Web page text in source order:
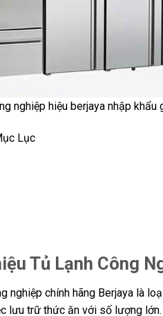
nghiệp hiệu berjaya nhập khẩu
Lục
Tủ Lạnh Công
nghiệp chính hãng Berjaya là
lưu trữ thức ăn với số lượng